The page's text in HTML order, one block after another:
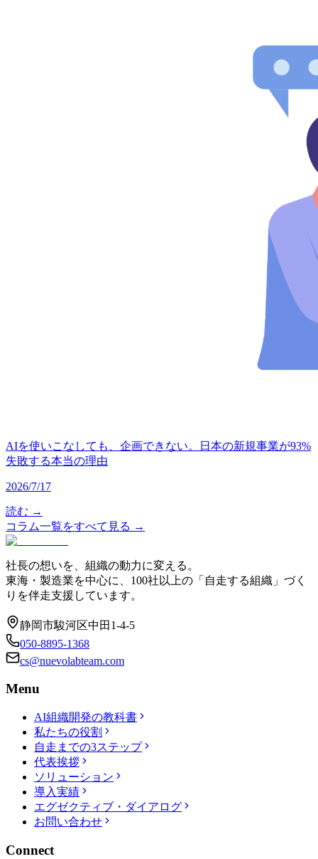
AIを使いこなしても、企画できない。日本の新規事業が93%
失敗する本当の理由
2026/7/17
読む →
コラム一覧をすべて見る →
社長の想いを、組織の動力に変える。
東海・製造業を中心に、100社以上の「自走する組織」づく
りを伴走支援しています。
静岡市駿河区中田1-4-5
050-8895-1368
cs@nuevolabteam.com
Menu
AI組織開発の教科書
私たちの役割
自走までの3ステップ
代表挨拶
ソリューション
導入実績
エグゼクティブ・ダイアログ
お問い合わせ
Connect